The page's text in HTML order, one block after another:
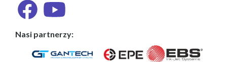
Nasi partnerzy: